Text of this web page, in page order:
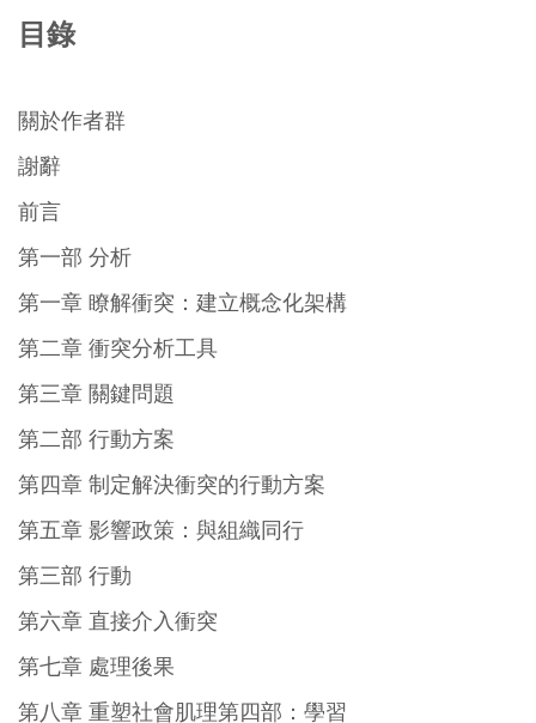
目錄
關於作者群
謝辭
前言
第一部 分析
第一章 瞭解衝突：建立概念化架構
第二章 衝突分析工具
第三章 關鍵問題
第二部 行動方案
第四章 制定解決衝突的行動方案
第五章 影響政策：與組織同行
第三部 行動
第六章 直接介入衝突
第七章 處理後果
第八章 重塑社會肌理第四部：學習